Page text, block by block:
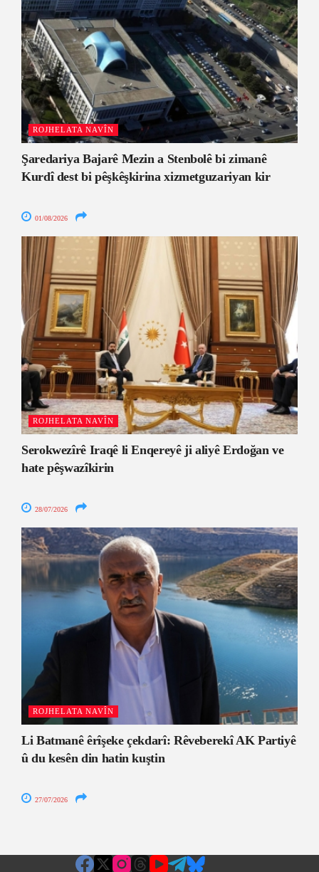
ROJHELATA NAVÎN
Şaredariya Bajarê Mezin a Stenbolê bi zimanê
Kurdî dest bi pêşkêşkirina xizmetguzariyan kir
01/08/2026
ROJHELATA NAVÎN
Serokwezîrê Iraqê li Enqereyê ji aliyê Erdoğan ve
hate pêşwazîkirin
28/07/2026
ROJHELATA NAVÎN
Li Batmanê êrîşeke çekdarî: Rêveberekî AK Partiyê
û du kesên din hatin kuştin
27/07/2026